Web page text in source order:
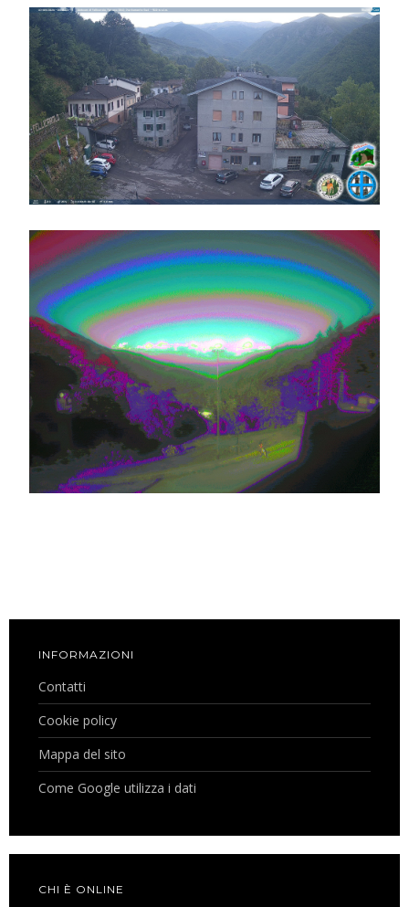
INFORMAZIONI
Contatti
Cookie policy
Mappa del sito
Come Google utilizza i dati
CHI È ONLINE